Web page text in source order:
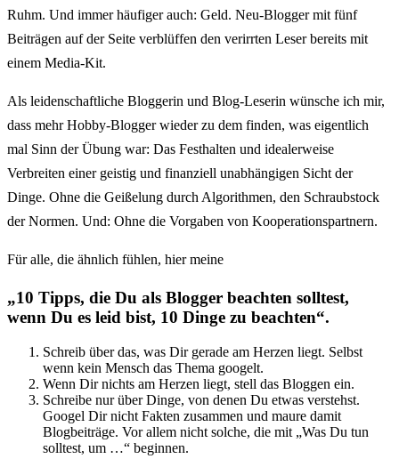
Ruhm. Und immer häufiger auch: Geld. Neu-Blogger mit fünf
Beiträgen auf der Seite verblüffen den verirrten Leser bereits mit
einem Media-Kit.
Als leidenschaftliche Bloggerin und Blog-Leserin wünsche ich mir,
dass mehr Hobby-Blogger wieder zu dem finden, was eigentlich
mal Sinn der Übung war: Das Festhalten und idealerweise
Verbreiten einer geistig und finanziell unabhängigen Sicht der
Dinge. Ohne die Geißelung durch Algorithmen, den Schraubstock
der Normen. Und: Ohne die Vorgaben von Kooperationspartnern.
Für alle, die ähnlich fühlen, hier meine
„10 Tipps, die Du als Blogger beachten solltest,
wenn Du es leid bist, 10 Dinge zu beachten“.
Schreib über das, was Dir gerade am Herzen liegt. Selbst
wenn kein Mensch das Thema googelt.
Wenn Dir nichts am Herzen liegt, stell das Bloggen ein.
Schreibe nur über Dinge, von denen Du etwas verstehst.
Googel Dir nicht Fakten zusammen und maure damit
Blogbeiträge. Vor allem nicht solche, die mit „Was Du tun
solltest, um …“ beginnen.